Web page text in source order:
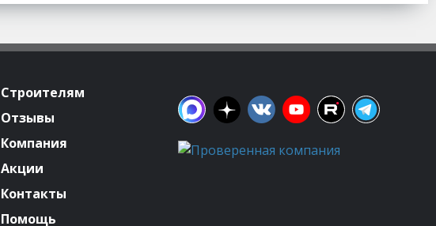
Строителям
Отзывы
Компания
Акции
Контакты
Помощь